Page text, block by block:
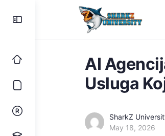
AI
Usluga
SharkZ
May 18, 2026